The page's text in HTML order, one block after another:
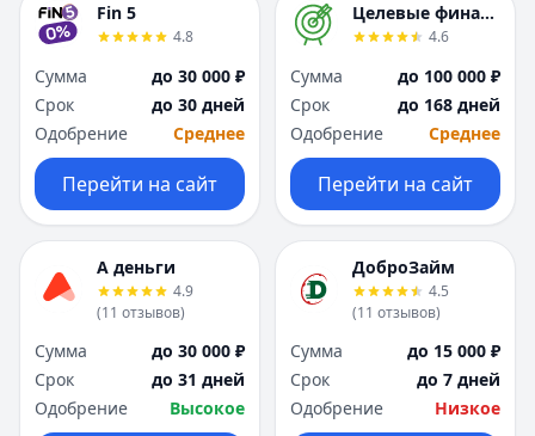
Fin 5
4.8
Сумма
до 30 000 ₽
Срок
до 30 дней
Одобрение
Среднее
Перейти на сайт
Целевые финансы
4.6
Сумма
до 100 000 ₽
Срок
до 168 дней
Одобрение
Среднее
Перейти на сайт
А деньги
4.9
(11 отзывов)
Сумма
до 30 000 ₽
Срок
до 31 дней
Одобрение
Высокое
ДоброЗайм
4.5
(11 отзывов)
Сумма
до 15 000 ₽
Срок
до 7 дней
Одобрение
Низкое